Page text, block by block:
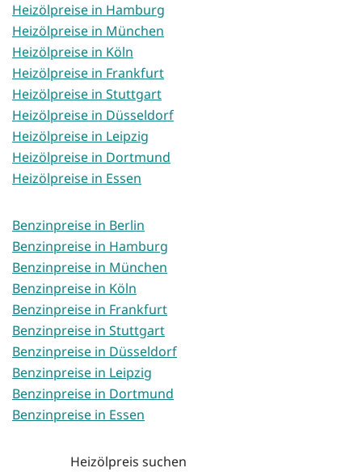
Heizölpreise in Hamburg
Heizölpreise in München
Heizölpreise in Köln
Heizölpreise in Frankfurt
Heizölpreise in Stuttgart
Heizölpreise in Düsseldorf
Heizölpreise in Leipzig
Heizölpreise in Dortmund
Heizölpreise in Essen
Benzinpreise in Berlin
Benzinpreise in Hamburg
Benzinpreise in München
Benzinpreise in Köln
Benzinpreise in Frankfurt
Benzinpreise in Stuttgart
Benzinpreise in Düsseldorf
Benzinpreise in Leipzig
Benzinpreise in Dortmund
Benzinpreise in Essen
Heizölpreis suchen